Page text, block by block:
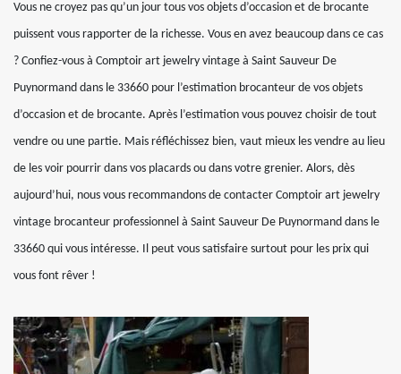
Vous ne croyez pas qu’un jour tous vos objets d’occasion et de brocante
puissent vous rapporter de la richesse. Vous en avez beaucoup dans ce cas
? Confiez-vous à Comptoir art jewelry vintage à Saint Sauveur De
Puynormand dans le 33660 pour l’estimation brocanteur de vos objets
d’occasion et de brocante. Après l’estimation vous pouvez choisir de tout
vendre ou une partie. Mais réfléchissez bien, vaut mieux les vendre au lieu
de les voir pourrir dans vos placards ou dans votre grenier. Alors, dès
aujourd’hui, nous vous recommandons de contacter Comptoir art jewelry
vintage brocanteur professionnel à Saint Sauveur De Puynormand dans le
33660 qui vous intéresse. Il peut vous satisfaire surtout pour les prix qui
vous font rêver !